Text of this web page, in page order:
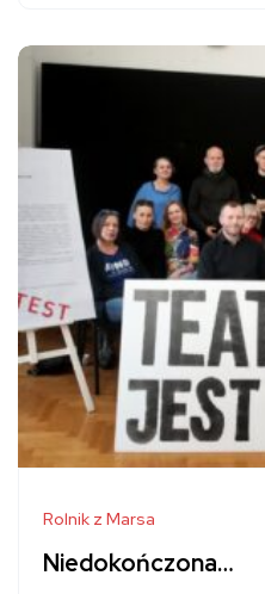
Rolnik z Marsa
Niedokończona…